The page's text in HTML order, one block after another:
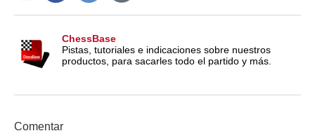
ChessBase
Pistas, tutoriales e indicaciones sobre nuestros
productos, para sacarles todo el partido y más.
Comentar